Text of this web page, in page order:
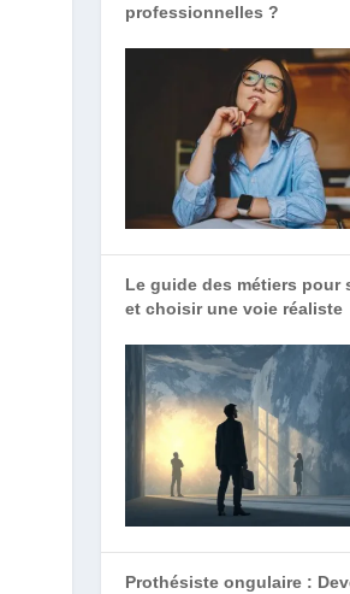
professionnelles ?
Le guide des métiers pour
et choisir une voie réaliste
Prothésiste ongulaire :